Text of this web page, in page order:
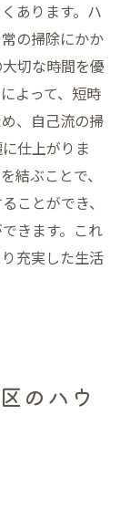
あります。ハ
の掃除にかか
切な時間を優
よって、短時
、自己流の掃
仕上がりま
結ぶことで、
ことができ、
きます。これ
充実した生活
のハウ